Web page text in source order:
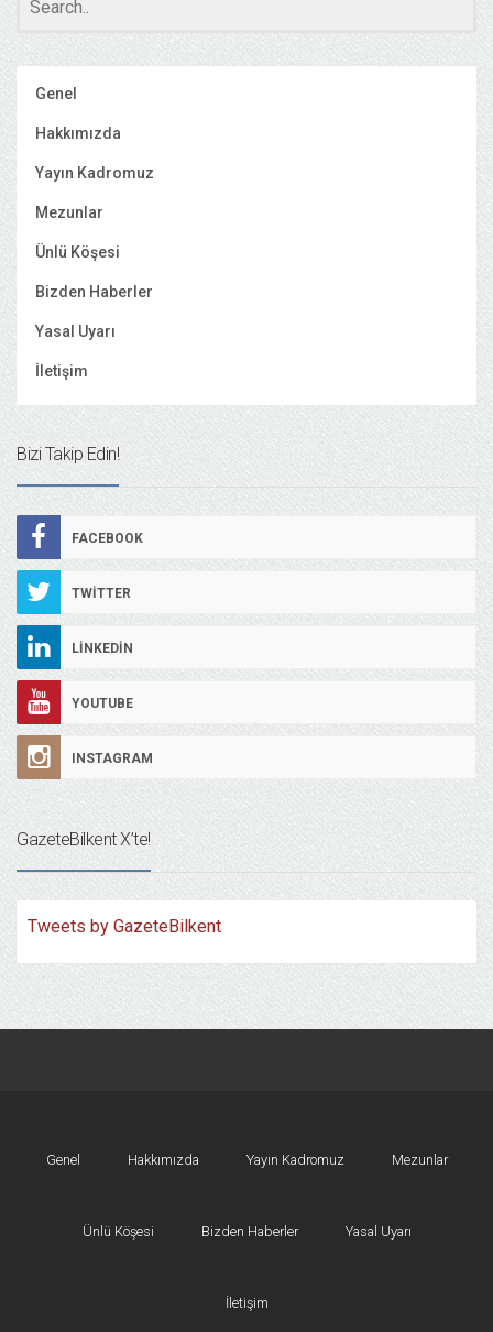
Genel
Hakkımızda
Yayın Kadromuz
Mezunlar
Ünlü Köşesi
Bizden Haberler
Yasal Uyarı
İletişim
Bizi Takip Edin!
FACEBOOK
TWITTER
LINKEDIN
YOUTUBE
INSTAGRAM
GazeteBilkent X’te!
Tweets by GazeteBilkent
Genel Hakkımızda Yayın Kadromuz Mezunlar
Ünlü Köşesi Bizden Haberler Yasal Uyarı
İletişim